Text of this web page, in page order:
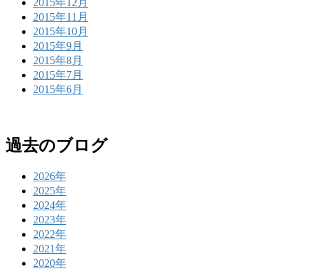
2015年11月
2015年10月
2015年9月
2015年8月
2015年7月
2015年6月
過去のブログ
2026年
2025年
2024年
2023年
2022年
2021年
2020年